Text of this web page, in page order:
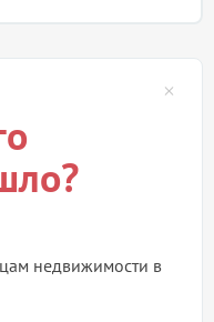
недвижимости в